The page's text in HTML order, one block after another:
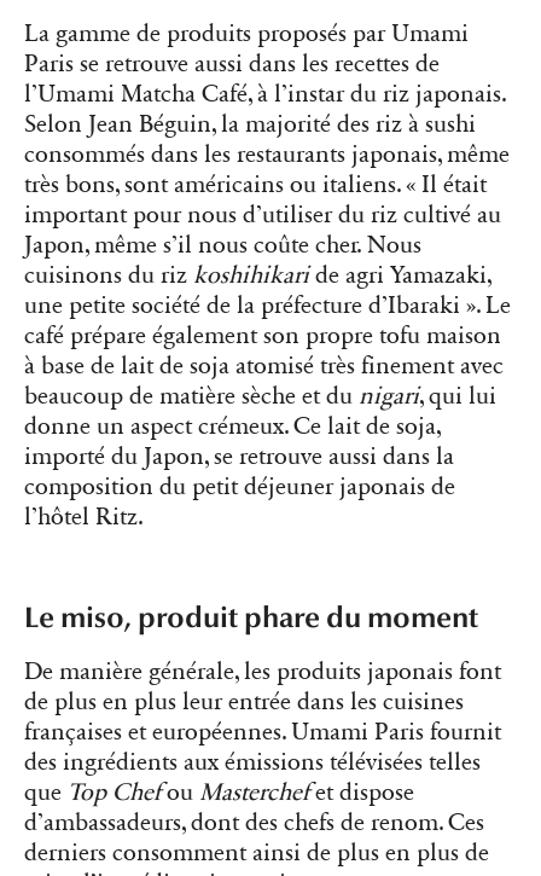
La gamme de produits proposés par Umami
Paris se retrouve aussi dans les recettes de
l’Umami Matcha Café, à l’instar du riz japonais.
Selon Jean Béguin, la majorité des riz à sushi
consommés dans les restaurants japonais, même
très bons, sont américains ou italiens. « Il était
important pour nous d’utiliser du riz cultivé au
Japon, même s’il nous coûte cher. Nous
cuisinons du riz koshihikaride agri Yamazaki,
une petite société de la préfecture d’Ibaraki ». Le
café prépare également son propre tofu maison
à base de lait de soja atomisé très finement avec
beaucoup de matière sèche et du nigari, qui lui
donne un aspect crémeux. Ce lait de soja,
importé du Japon, se retrouve aussi dans la
composition du petit déjeuner japonais de
l’hôtel Ritz.
Le miso, produit phare du moment
De manière générale, les produits japonais font
de plus en plus leur entrée dans les cuisines
françaises et européennes. Umami Paris fournit
des ingrédients aux émissions télévisées telles
que Top Chefou Masterchefet dispose
d’ambassadeurs, dont des chefs de renom. Ces
derniers consomment ainsi de plus en plus de